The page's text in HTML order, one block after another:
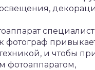
фотограф
и чтобы
фотоаппаратом,